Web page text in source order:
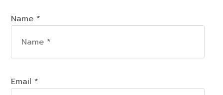
Name *
Email *